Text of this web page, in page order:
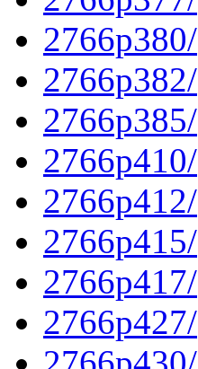
2766p380/
2766p382/
2766p385/
2766p410/
2766p412/
2766p415/
2766p417/
2766p427/